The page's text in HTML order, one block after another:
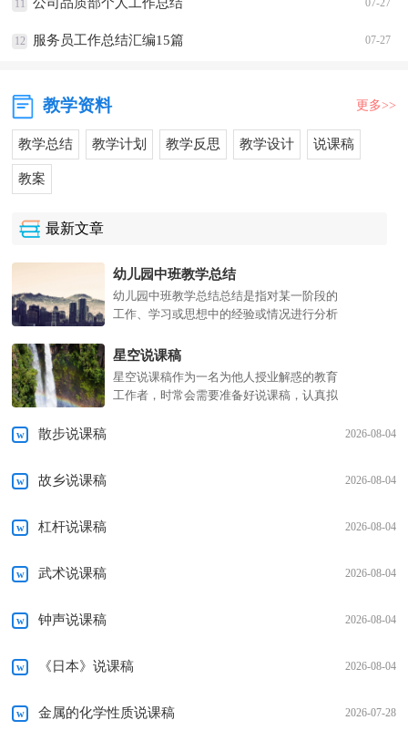
11
12 07-27
服务员工作总结汇编15篇
教学资料 更多>>
教学总结 教学计划 教学反思 教学设计 说课稿
教案
最新文章
幼儿园中班教学总结
幼儿园中班教学总结总结是指对某一阶段的
工作、学习或思想中的经验或情况进行分析
可以帮助我们总结以往思想，发扬成绩，让
我们来为自己写一...
星空说课稿
星空说课稿作为一名为他人授业解惑的教育
工作者，时常会需要准备好说课稿，认真拟
2026-08-04
散步说课稿
2026-08-04
故乡说课稿
2026-08-04
杠杆说课稿
2026-08-04
武术说课稿
2026-08-04
钟声说课稿
2026-08-04
《日本》说课稿
2026-07-28
金属的化学性质说课稿